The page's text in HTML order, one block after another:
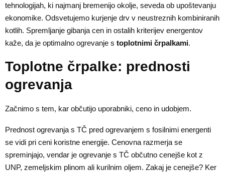
tehnologijah, ki najmanj bremenijo okolje, seveda ob upoštevanju
ekonomike. Odsvetujemo kurjenje drv v neustreznih kombiniranih
kotlih. Spremljanje gibanja cen in ostalih kriterijev energentov
kaže, da je optimalno ogrevanje s toplotnimi črpalkami.
Toplotne črpalke: prednosti
ogrevanja
Začnimo s tem, kar občutijo uporabniki, ceno in udobjem.
Prednost ogrevanja s TČ pred ogrevanjem s fosilnimi energenti
se vidi pri ceni koristne energije. Cenovna razmerja se
spreminjajo, vendar je ogrevanje s TČ občutno cenejše kot z
UNP, zemeljskim plinom ali kurilnim oljem. Zakaj je cenejše? Ker